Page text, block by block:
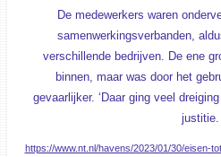
De medewerkers waren
samenwerkingsverbanden,
verschillende bedrijven. De ene
binnen, maar was door het
gevaarlijker. ‘Daar ging veel
justitie.
https://www.nt.nl/havens/2023/01/30/eisen-